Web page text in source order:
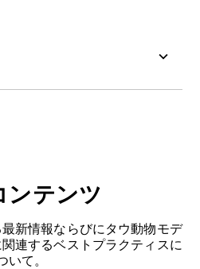
impairment occurs
genotype and is
Dement.,
:165, 2023;doi:
3
A., O’Callaghan,
スであり、約4.8 kbの直
細胞トランスジェニッ
のベクター作成に有用
ンテンツ
新情報ならびにタウ動物モデ
連するベストプラクティスに
いて。